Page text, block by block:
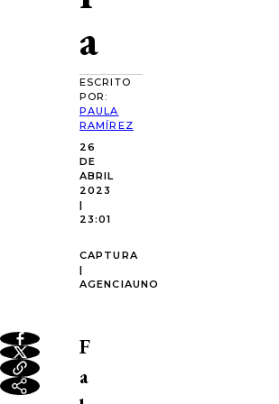
a
ESCRITO
POR:
PAULA
RAMÍREZ
26
DE
ABRIL
2023
|
23:01
CAPTURA
|
AGENCIAUNO
F
a